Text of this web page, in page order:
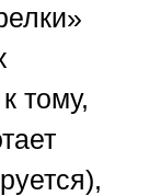
тому,